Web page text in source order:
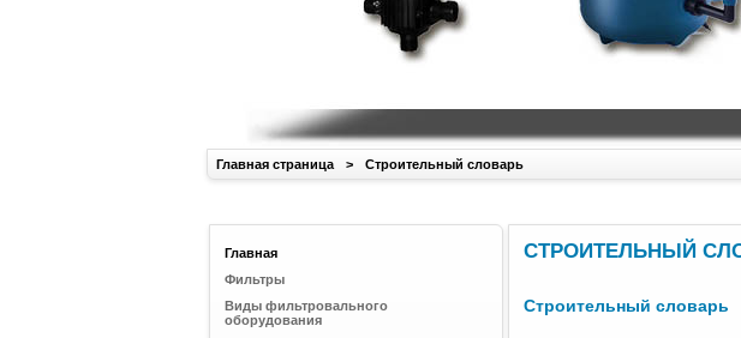
Главная страница > Строительный словарь
СТРОИТЕЛЬНЫЙ
Строительный словарь
Главная
Фильтры
Виды фильтровального
оборудования